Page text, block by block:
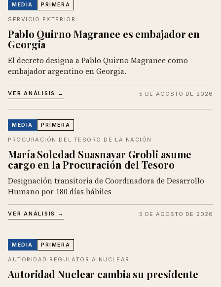
MEDIA PRIMERA
SERVICIO EXTERIOR
Pablo Quirno Magranee es embajador en
Georgia
El decreto designa a Pablo Quirno Magranee como
embajador argentino en Georgia.
VER ANÁLISIS → 5 DE AGOSTO DE 2026
MEDIA PRIMERA
PROCURACIÓN DEL TESORO DE LA NACIÓN
María Soledad Suasnavar Grobli asume
cargo en la Procuración del Tesoro
Designación transitoria de Coordinadora de Desarrollo
Humano por 180 días hábiles
VER ANÁLISIS → 5 DE AGOSTO DE 2026
MEDIA PRIMERA
AUTORIDAD REGULATORIA NUCLEAR
Autoridad Nuclear cambia su presidente